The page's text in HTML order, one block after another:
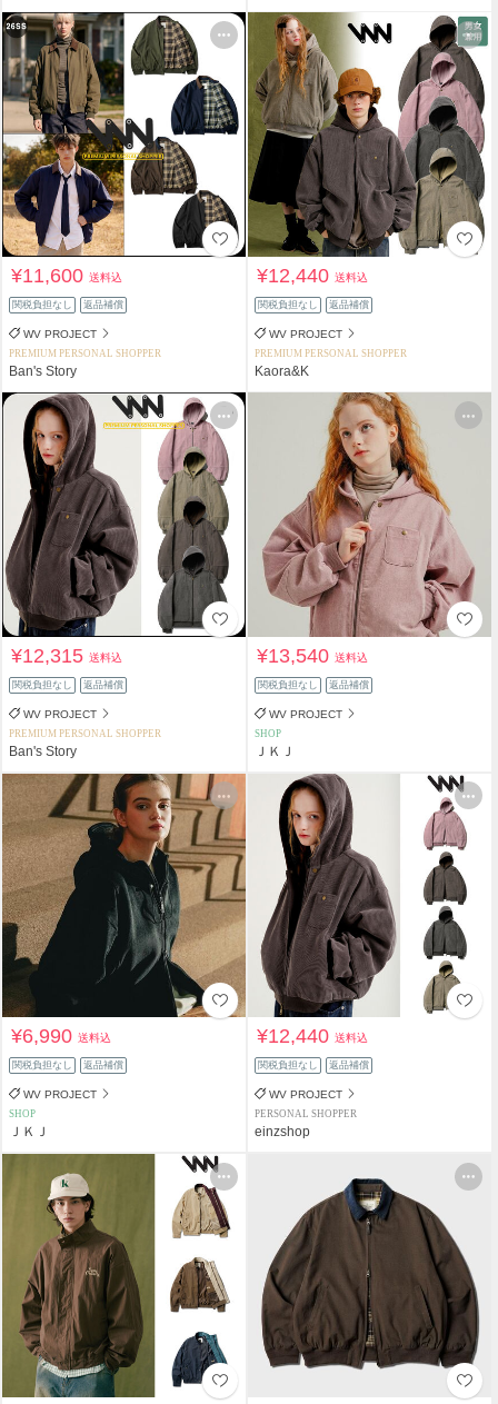
¥11,600送料込
関税負担なし 返品補償
WV PROJECT
PREMIUM PERSONAL SHOPPER
Ban's Story
¥12,440送料込
関税負担なし 返品補償
WV PROJECT
PREMIUM PERSONAL SHOPPER
Kaora&K
¥12,315送料込
関税負担なし 返品補償
WV PROJECT
PREMIUM PERSONAL SHOPPER
Ban's Story
¥13,540送料込
関税負担なし 返品補償
WV PROJECT
SHOP
ＪＫＪ
¥6,990送料込
関税負担なし 返品補償
WV PROJECT
SHOP
ＪＫＪ
¥12,440送料込
関税負担なし 返品補償
WV PROJECT
PERSONAL SHOPPER
einzshop